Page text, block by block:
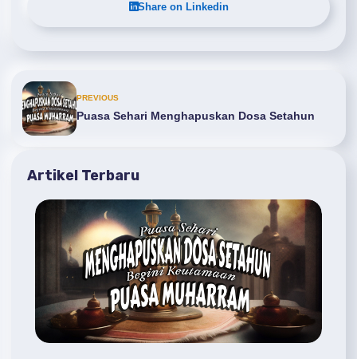
Artikel Terbaru
Share on Linkedin
PREVIOUS
Puasa Sehari Menghapuskan Dosa Setahun